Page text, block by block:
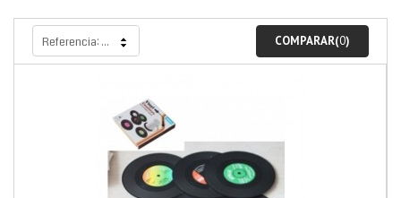
Referencia: más alto primero COMPARAR(0)